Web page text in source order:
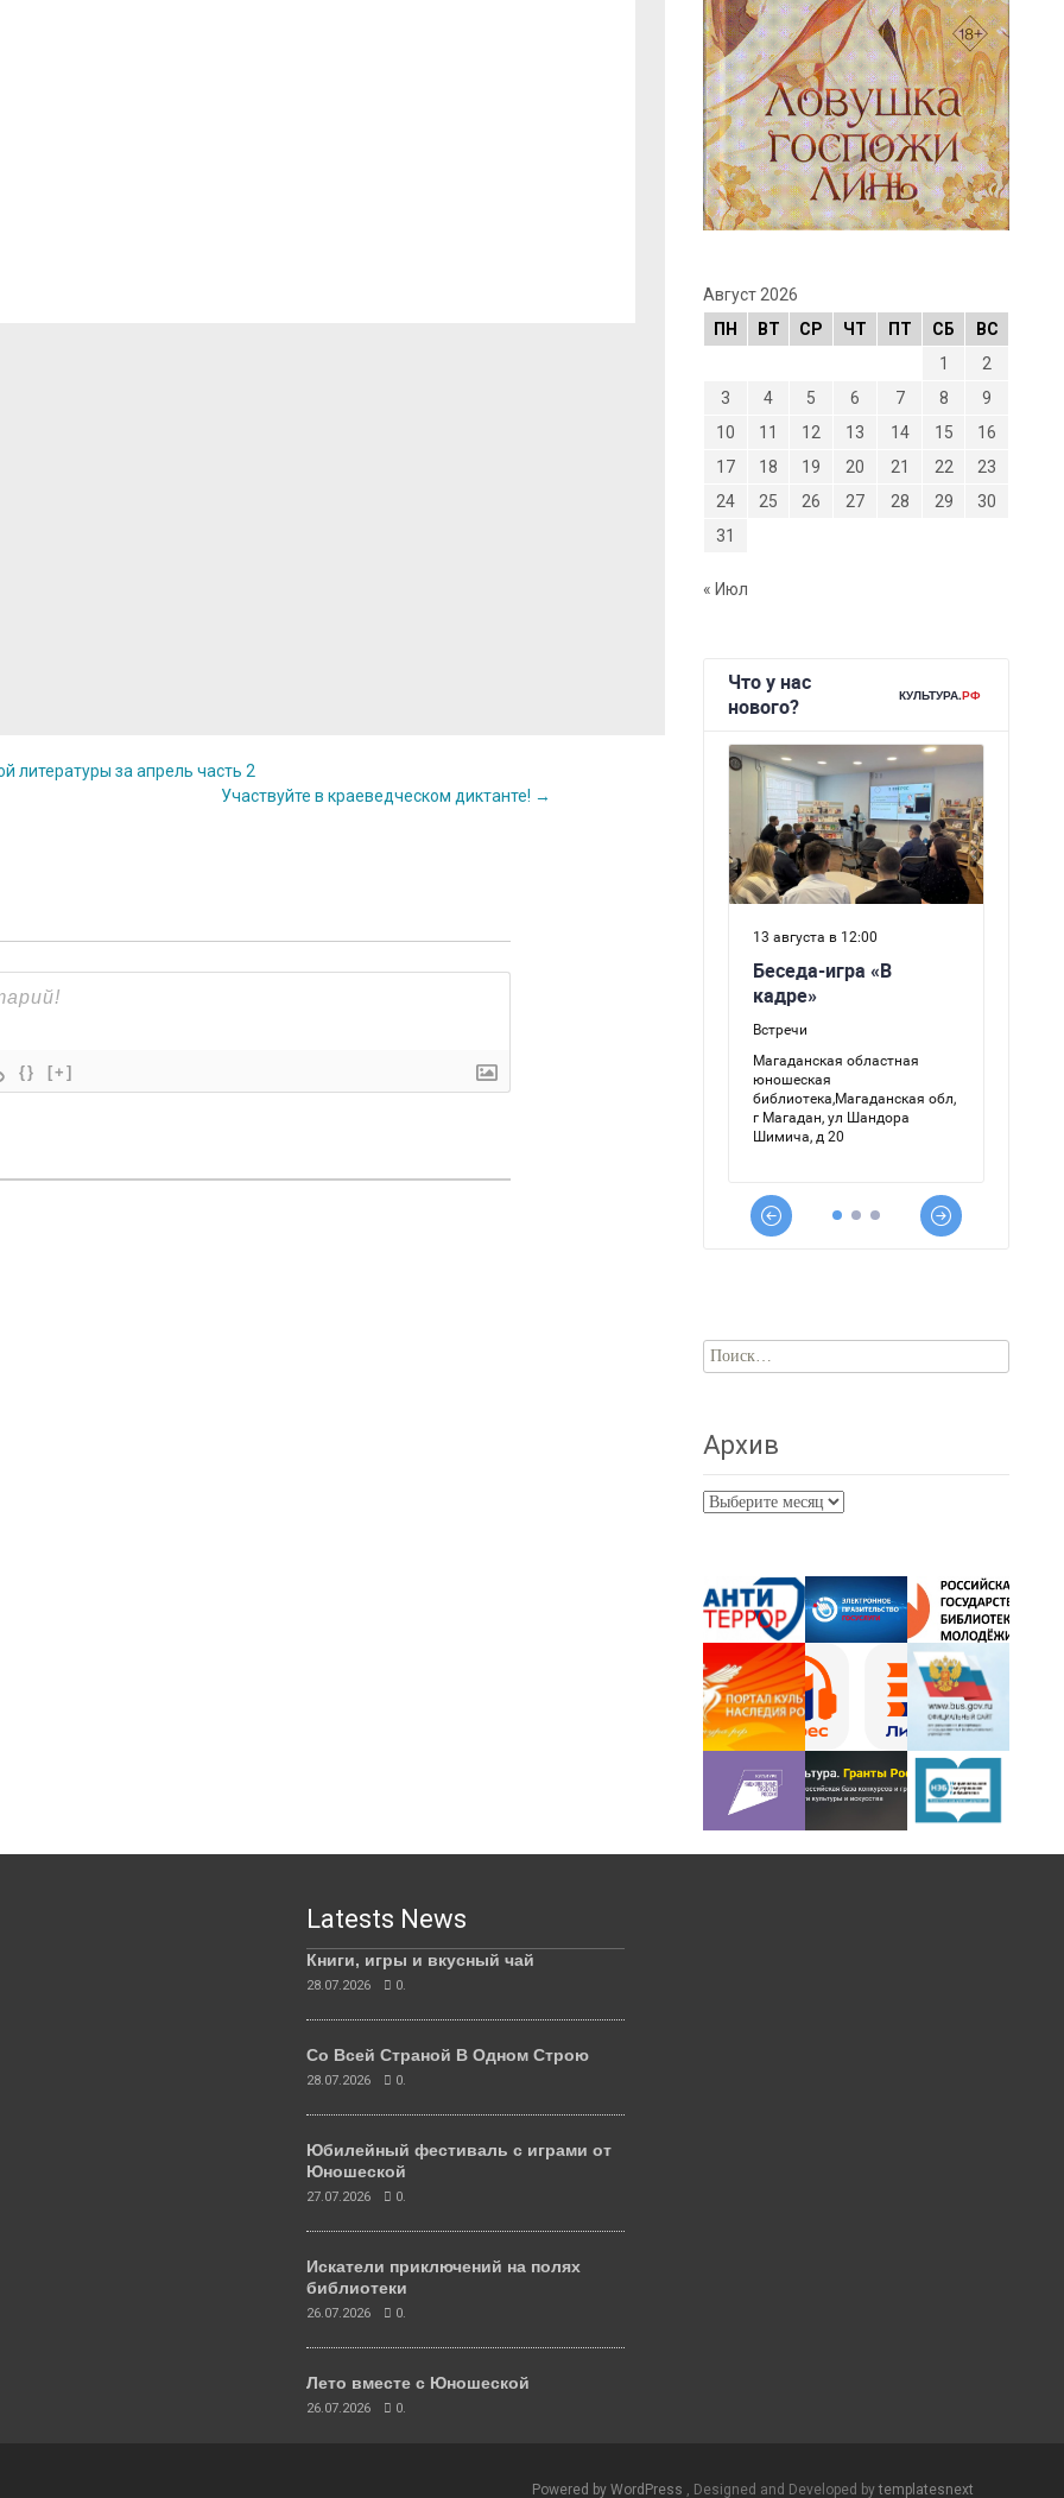
литературы за апрель часть 2
Участвуйте в краеведческом диктанте! →
{} [+]
Август 2026
ПН
ВТ СР ЧТ ПТ СБ
ВС
1
2
3
4 5 6 7 8
9
10
11 12 13 14 15
16
17
18 19 20 21 22
23
24
25 26 27 28 29
30
31
« Июл
Найти:
Архив
Архив
Latests News
Книги, игры и вкусный чай
28.07.2026 0.
Со Всей Страной В Одном Строю
28.07.2026 0.
Юбилейный фестиваль с играми от
Юношеской
27.07.2026 0.
Искатели приключений на полях
библиотеки
26.07.2026 0.
Лето вместе с Юношеской
26.07.2026 0.
Powered by WordPress , Designed and Developed bytemplatesnext